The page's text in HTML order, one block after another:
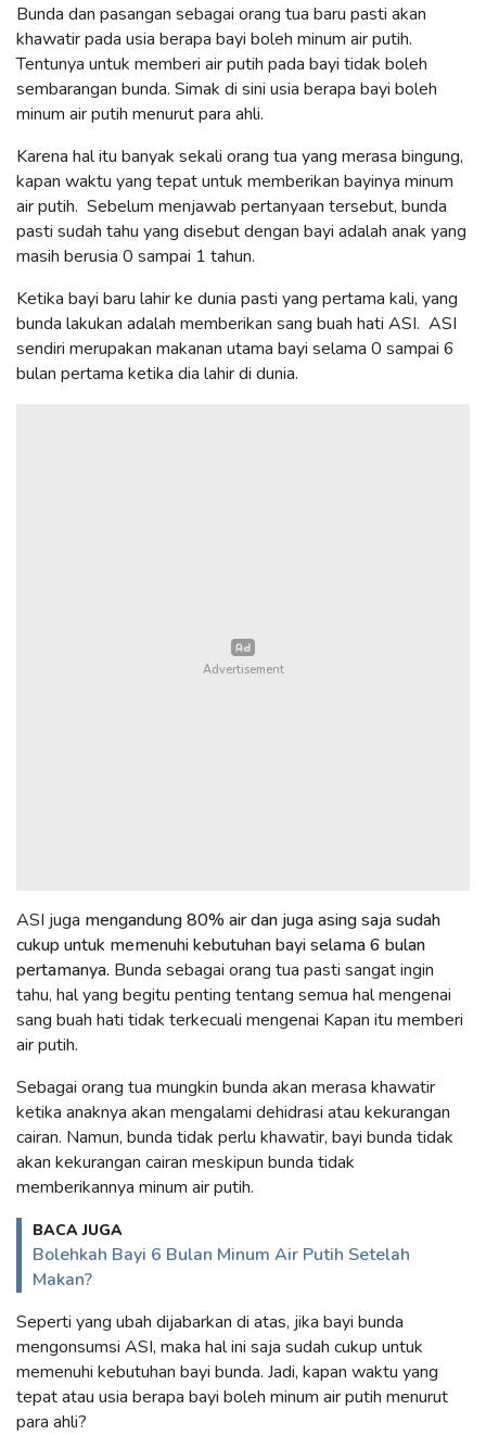
Bunda dan pasangan sebagai orang tua baru pasti akan
khawatir pada usia berapa bayi boleh minum air putih.
Tentunya untuk memberi air putih pada bayi tidak boleh
sembarangan bunda. Simak di sini usia berapa bayi boleh
minum air putih menurut para ahli.
Karena hal itu banyak sekali orang tua yang merasa bingung,
kapan waktu yang tepat untuk memberikan bayinya minum
air putih. Sebelum menjawab pertanyaan tersebut, bunda
pasti sudah tahu yang disebut dengan bayi adalah anak yang
masih berusia 0 sampai 1 tahun.
Ketika bayi baru lahir ke dunia pasti yang pertama kali, yang
bunda lakukan adalah memberikan sang buah hati ASI. ASI
sendiri merupakan makanan utama bayi selama 0 sampai 6
bulan pertama ketika dia lahir di dunia.
ASI juga mengandung 80% air dan juga asing saja sudah
cukup untuk memenuhi kebutuhan bayi selama 6 bulan
pertamanya. Bunda sebagai orang tua pasti sangat ingin
tahu, hal yang begitu penting tentang semua hal mengenai
sang buah hati tidak terkecuali mengenai Kapan itu memberi
air putih.
Sebagai orang tua mungkin bunda akan merasa khawatir
ketika anaknya akan mengalami dehidrasi atau kekurangan
cairan. Namun, bunda tidak perlu khawatir, bayi bunda tidak
akan kekurangan cairan meskipun bunda tidak
memberikannya minum air putih.
BACA JUGA
Bolehkah Bayi 6 Bulan Minum Air Putih Setelah
Makan?
Seperti yang ubah dijabarkan di atas, jika bayi bunda
mengonsumsi ASI, maka hal ini saja sudah cukup untuk
memenuhi kebutuhan bayi bunda. Jadi, kapan waktu yang
tepat atau usia berapa bayi boleh minum air putih menurut
para ahli?